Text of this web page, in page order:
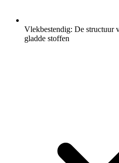
Vlekbestendig: De structuur
gladde stoffen